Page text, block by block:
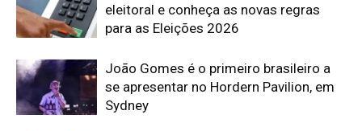
eleitoral e conheça as novas regras
para as Eleições 2026
João Gomes é o primeiro brasileiro a
se apresentar no Hordern Pavilion, em
Sydney